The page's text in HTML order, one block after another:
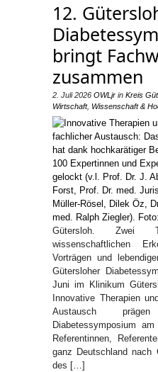
12.
bringt
zusammen
2. Juli 2026 OWLjr in Kreis
Wirtschaft, Wissenschaft &
Gütersloh. Zwei
wissenschaftlichen
Vorträgen und
Gütersloher
Juni im Klinikum
Innovative Therapien
Austausch
Diabetessymposium
Referentinnen,
ganz Deutschland nach
des […]